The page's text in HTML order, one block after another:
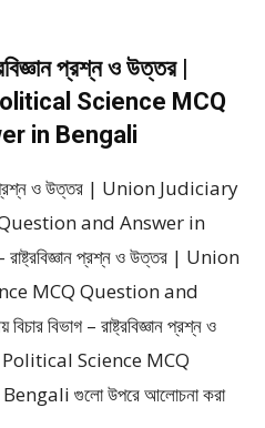
প্রশ্ন ও উত্তর |
Science MCQ
in Bengali
প্রশ্ন ও উত্তর | Union Judiciary
and Answer in
রাষ্ট্রবিজ্ঞান প্রশ্ন ও উত্তর | Union
MCQ Question and
বিভাগ – রাষ্ট্রবিজ্ঞান প্রশ্ন ও
Science MCQ
গুলো উপরে আলোচনা করা